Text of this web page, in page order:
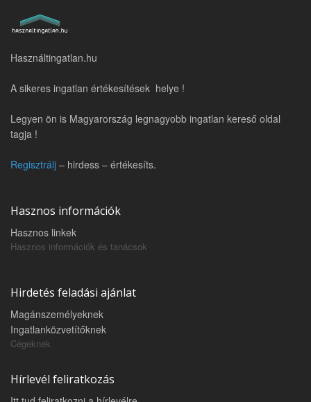
Használtingatlan.hu
A sikeres ingatlan értékesítések helye !
Legyen ön is Magyarország legnagyobb ingatlan kereső oldal
tagja !
Regisztrálj – hirdess – értékesíts.
Hasznos információk
Hasznos linkek
Hasznos információk és tanácsok
Hirdetés feladási ajánlat
Magánszemélyeknek
Ingatlanközvetítőknek
Cégeknek
Hírlevél feliratkozás